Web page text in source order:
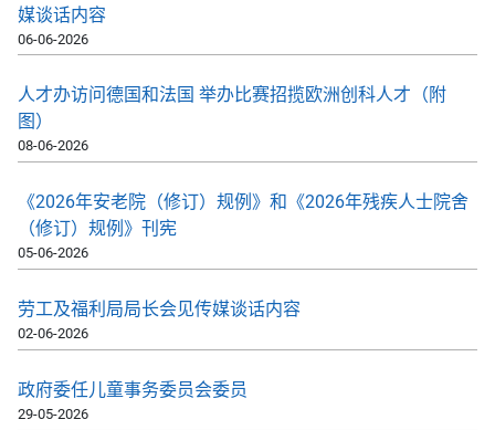
媒谈话内容
06-06-2026
人才办访问德国和法国 举办比赛招揽欧洲创科人才（附
图）
08-06-2026
《2026年安老院（修订）规例》和《2026年残疾人士院舍
（修订）规例》刊宪
05-06-2026
劳工及福利局局长会见传媒谈话内容
02-06-2026
政府委任儿童事务委员会委员
29-05-2026